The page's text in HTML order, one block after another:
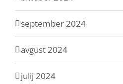
september 2024
avgust 2024
julij 2024